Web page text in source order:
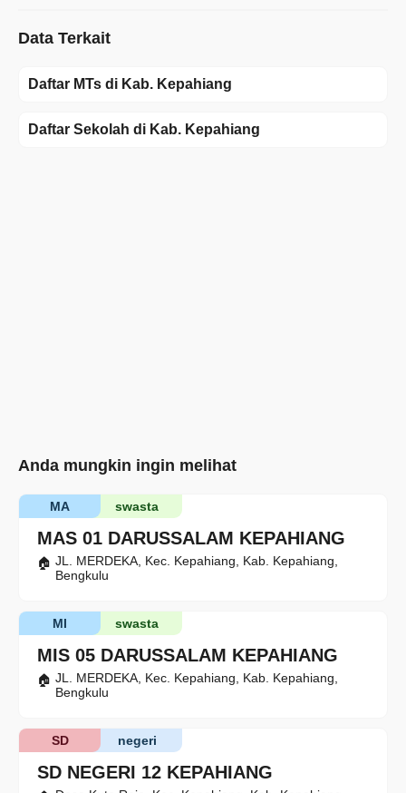
Data Terkait
Daftar MTs di Kab. Kepahiang
Daftar Sekolah di Kab. Kepahiang
Anda mungkin ingin melihat
MAS 01 DARUSSALAM KEPAHIANG
swasta
MA
JL. MERDEKA, Kec. Kepahiang, Kab. Kepahiang,
Bengkulu
MIS 05 DARUSSALAM KEPAHIANG
swasta
MI
JL. MERDEKA, Kec. Kepahiang, Kab. Kepahiang,
Bengkulu
SD NEGERI 12 KEPAHIANG
negeri
SD